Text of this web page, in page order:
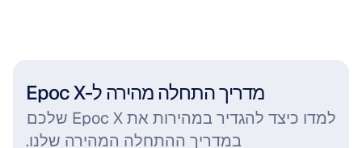
מדריך התחלה מהירה ל-Epoc X
במדריך ההתחלה המהירה שלנו.